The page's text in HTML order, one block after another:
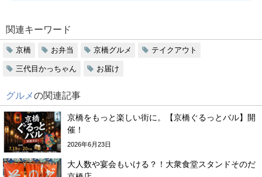
関連キーワード
京橋 お弁当 京橋グルメ テイクアウト
三代目かっちゃん お届け
グルメの関連記事
京橋をもっと楽しい街に。【京橋ぐるっとバル】開
催！
2026年6月23日
大人数や宴会もいける？！大衆食堂スタンドそのだ